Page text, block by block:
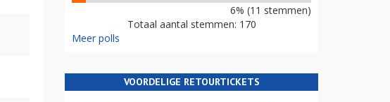
6% (11 stemmen)
Totaal aantal stemmen: 170
Meer polls
VOORDELIGE RETOURTICKETS